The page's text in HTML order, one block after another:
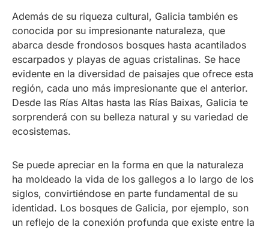
Además de su riqueza cultural, Galicia también es
conocida por su impresionante naturaleza, que
abarca desde frondosos bosques hasta acantilados
escarpados y playas de aguas cristalinas. Se hace
evidente en la diversidad de paisajes que ofrece esta
región, cada uno más impresionante que el anterior.
Desde las Rías Altas hasta las Rías Baixas, Galicia te
sorprenderá con su belleza natural y su variedad de
ecosistemas.
Se puede apreciar en la forma en que la naturaleza
ha moldeado la vida de los gallegos a lo largo de los
siglos, convirtiéndose en parte fundamental de su
identidad. Los bosques de Galicia, por ejemplo, son
un reflejo de la conexión profunda que existe entre la